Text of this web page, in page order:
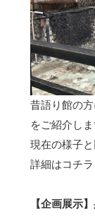
昔語り館の
をご紹介しま
現在の様子
詳細はコ
【企画展示